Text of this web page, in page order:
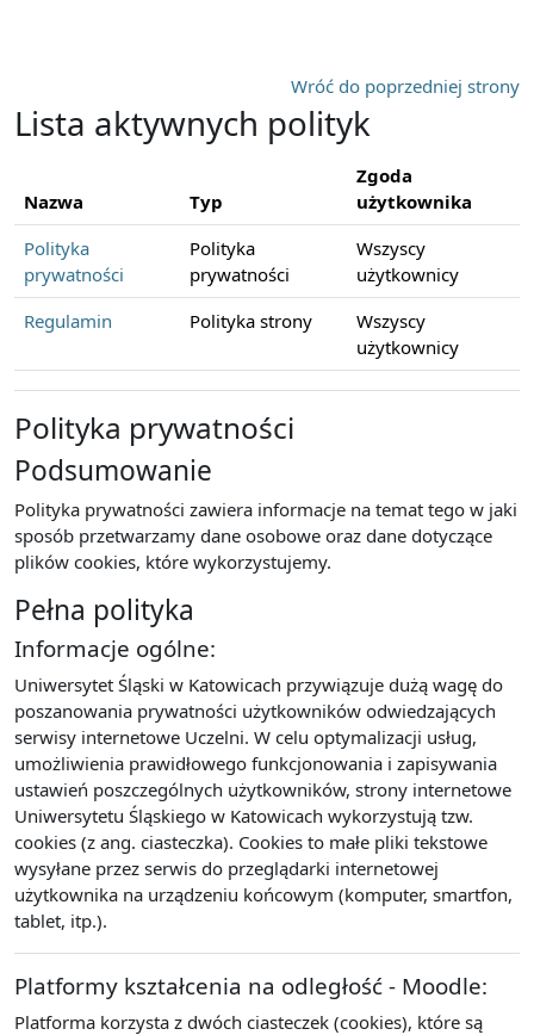
Wróć do poprzedniej strony
Lista aktywnych polityk
Nazwa Typ
Zgoda
użytkownika
Polityka
prywatności
Polityka
prywatności
Wszyscy
użytkownicy
Regulamin
Polityka strony
Wszyscy
użytkownicy
Polityka prywatności
Podsumowanie
Polityka prywatności zawiera informacje na temat tego w jaki
sposób przetwarzamy dane osobowe oraz dane dotyczące
plików cookies, które wykorzystujemy.
Pełna polityka
Informacje ogólne:
Uniwersytet Śląski w Katowicach przywiązuje dużą wagę do
poszanowania prywatności użytkowników odwiedzających
serwisy internetowe Uczelni. W celu optymalizacji usług,
umożliwienia prawidłowego funkcjonowania i zapisywania
ustawień poszczególnych użytkowników, strony internetowe
Uniwersytetu Śląskiego w Katowicach wykorzystują tzw.
cookies (z ang. ciasteczka). Cookies to małe pliki tekstowe
wysyłane przez serwis do przeglądarki internetowej
użytkownika na urządzeniu końcowym (komputer, smartfon,
tablet, itp.).
Platformy kształcenia na odległość - Moodle:
Platforma korzysta z dwóch ciasteczek (cookies), które są